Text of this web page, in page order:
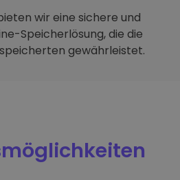
wir eine sichere und
Speicherlösung, die die
gewährleistet.